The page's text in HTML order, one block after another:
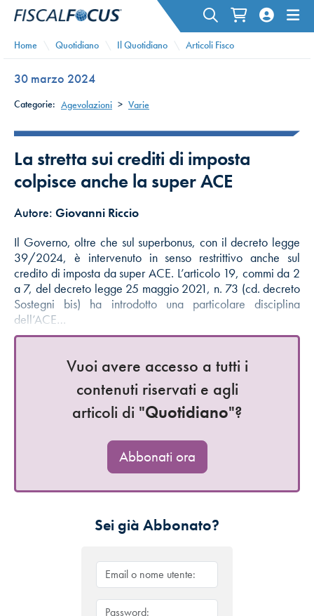
Home Quotidiano Il Quotidiano Articoli Fisco
30 marzo 2024
Categorie: Agevolazioni > Varie
La stretta sui crediti di imposta
colpisce anche la super ACE
Autore: Giovanni Riccio
Il Governo, oltre che sul superbonus, con il decreto legge
39/2024, è intervenuto in senso restrittivo anche sul
credito di imposta da super ACE. L’articolo 19, commi da 2
a 7, del decreto legge 25 maggio 2021, n. 73 (cd. decreto
Sostegni bis) ha introdotto una particolare disciplina
dell’ACE…
Vuoi avere accesso a tutti i
contenuti riservati e agli
articoli di "Quotidiano"?
Abbonati ora
Sei già Abbonato?